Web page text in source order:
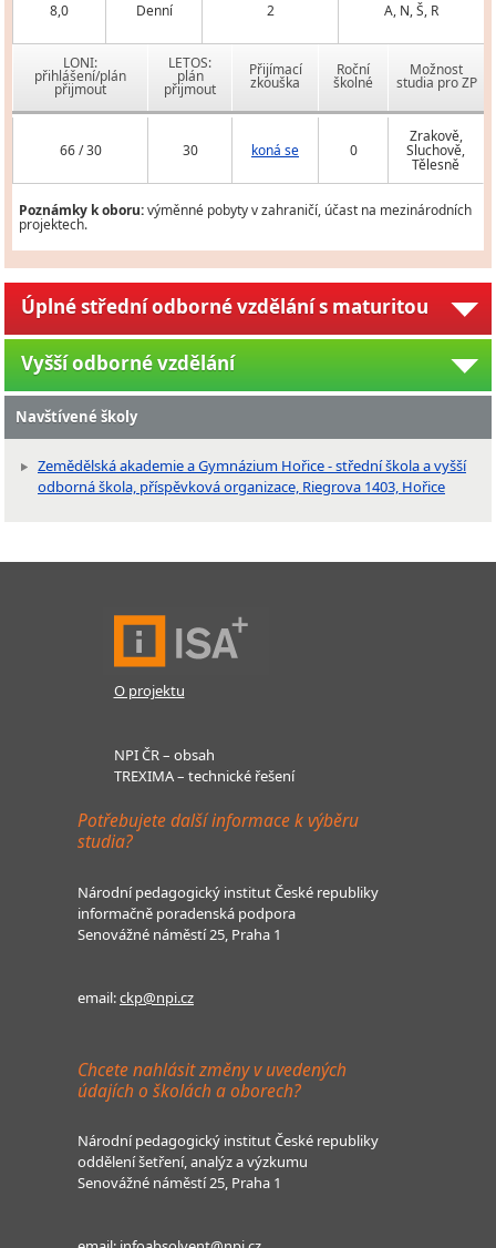
8,0 Denní 2 A, N, Š, R
LONI:
přihlášení/plán
přijmout
LETOS:
plán
přijmout
Přijímací
zkouška
Roční
školné
Možnost
studia pro ZP
66 / 30 30 koná se 0
Zrakově,
Sluchově,
Tělesně
Poznámky k oboru:výměnné pobyty v zahraničí, účast na mezinárodních
projektech.
Úplné střední odborné vzdělání s maturitou
Vyšší odborné vzdělání
Navštívené školy
Zemědělská akademie a Gymnázium Hořice - střední škola a vyšší
odborná škola, příspěvková organizace, Riegrova 1403, Hořice
O projektu
NPI ČR – obsah
TREXIMA – technické řešení
Potřebujete další informace k výběru
studia?
Národní pedagogický institut České republiky
informačně poradenská podpora
Senovážné náměstí 25, Praha 1
email:ckp@npi.cz
Chcete nahlásit změny v uvedených
údajích o školách a oborech?
Národní pedagogický institut České republiky
oddělení šetření, analýz a výzkumu
Senovážné náměstí 25, Praha 1